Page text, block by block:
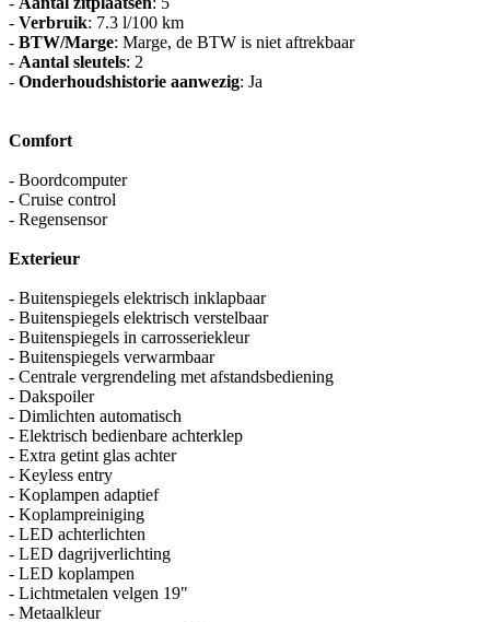
- Verbruik: 7.3 l/100 km
- BTW/Marge: Marge, de BTW is niet aftrekbaar
- Aantal sleutels: 2
- Onderhoudshistorie aanwezig: Ja
Comfort
- Boordcomputer
- Cruise control
- Regensensor
Exterieur
- Buitenspiegels elektrisch inklapbaar
- Buitenspiegels elektrisch verstelbaar
- Buitenspiegels in carrosseriekleur
- Buitenspiegels verwarmbaar
- Centrale vergrendeling met afstandsbediening
- Dakspoiler
- Dimlichten automatisch
- Elektrisch bedienbare achterklep
- Extra getint glas achter
- Keyless entry
- Koplampen adaptief
- Koplampreiniging
- LED achterlichten
- LED dagrijverlichting
- LED koplampen
- Lichtmetalen velgen 19"
- Metaalkleur